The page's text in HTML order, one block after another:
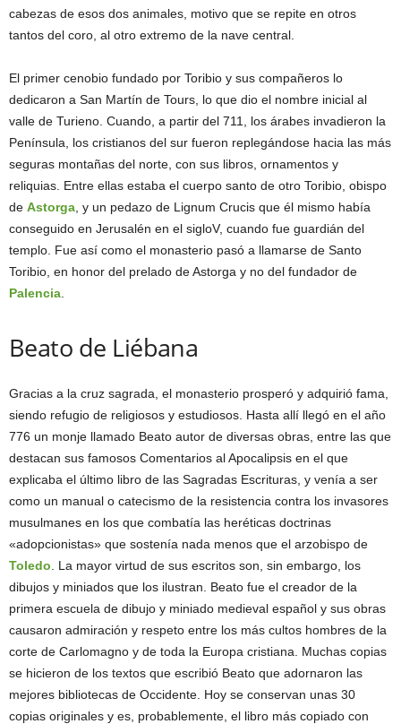
cabezas de esos dos animales, motivo que se repite en otros
tantos del coro, al otro extremo de la nave central.
El primer cenobio fundado por Toribio y sus compañeros lo
dedicaron a San Martín de Tours, lo que dio el nombre inicial al
valle de Turieno. Cuando, a partir del 711, los árabes invadieron la
Península, los cristianos del sur fueron replegándose hacia las más
seguras montañas del norte, con sus libros, ornamentos y
reliquias. Entre ellas estaba el cuerpo santo de otro Toribio, obispo
de Astorga , y un pedazo de Lignum Crucis que él mismo había
conseguido en Jerusalén en el sigloV, cuando fue guardián del
templo. Fue así como el monasterio pasó a llamarse de Santo
Toribio, en honor del prelado de Astorga y no del fundador de
Palencia
Beato de Liébana
Gracias a la cruz sagrada, el monasterio prosperó y adquirió fama,
siendo refugio de religiosos y estudiosos. Hasta allí llegó en el año
776 un monje llamado Beato autor de diversas obras, entre las que
destacan sus famosos Comentarios al Apocalipsis en el que
explicaba el último libro de las Sagradas Escrituras, y venía a ser
como un manual o catecismo de la resistencia contra los invasores
musulmanes en los que combatía las heréticas doctrinas
«adopcionistas» que sostenía nada menos que el arzobispo de
Toledo . La mayor virtud de sus escritos son, sin embargo, los
dibujos y miniados que los ilustran. Beato fue el creador de la
primera escuela de dibujo y miniado medieval español y sus obras
causaron admiración y respeto entre los más cultos hombres de la
corte de Carlomagno y de toda la Europa cristiana. Muchas copias
se hicieron de los textos que escribió Beato que adornaron las
mejores bibliotecas de Occidente. Hoy se conservan unas 30
copias originales y es, probablemente, el libro más copiado con